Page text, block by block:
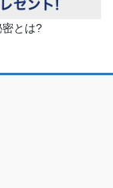
とは?